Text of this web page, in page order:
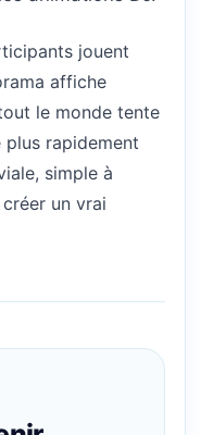
jouent
affiche
le monde tente
rapidement
simple à
un vrai